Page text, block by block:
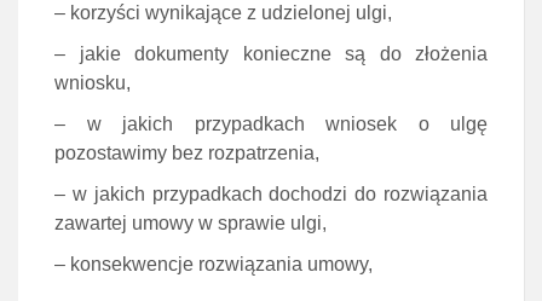
– korzyści wynikające z udzielonej ulgi,
– jakie dokumenty konieczne są do złożenia
wniosku,
– w jakich przypadkach wniosek o ulgę
pozostawimy bez rozpatrzenia,
– w jakich przypadkach dochodzi do rozwiązania
zawartej umowy w sprawie ulgi,
– konsekwencje rozwiązania umowy,